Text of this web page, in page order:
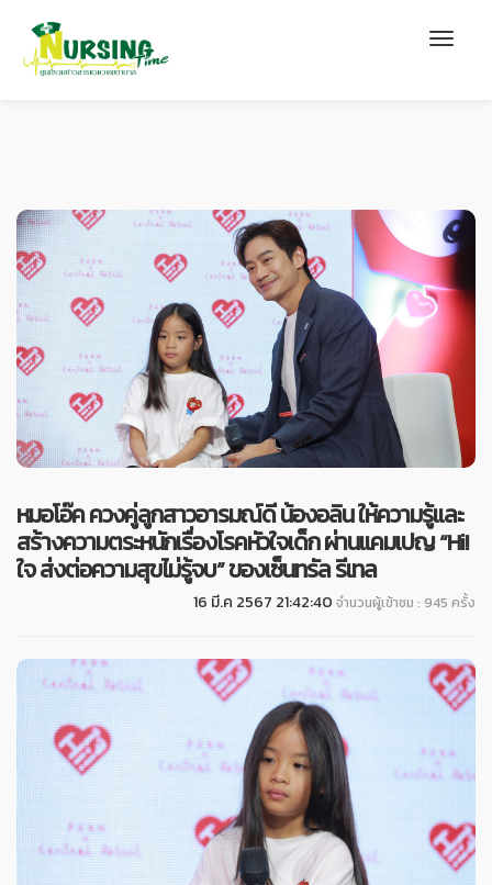
หมอโอ๊ค ควงคู่ลูกสาวอารมณ์ดี น้องอลิน ให้ความรู้และ
สร้างความตระหนักเรื่องโรคหัวใจเด็ก ผ่านแคมเปญ “Hi!
ใจ ส่งต่อความสุขไม่รู้จบ” ของเซ็นทรัล รีเทล
16 มี.ค 2567 21:42:40 จำนวนผู้เข้าชม : 945 ครั้ง